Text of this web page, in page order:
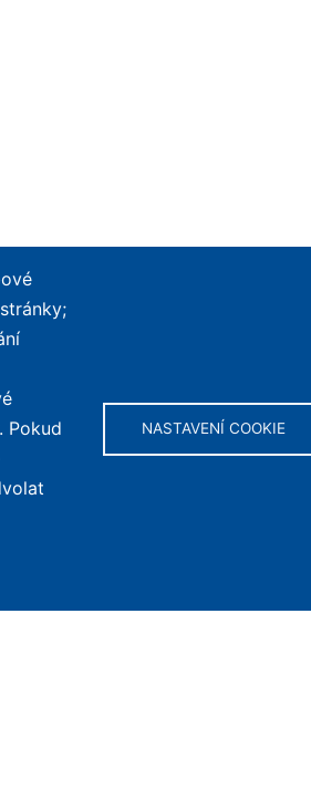
top listů
s Bosch CX
Pokud
NASTAVENÍ COOKIE